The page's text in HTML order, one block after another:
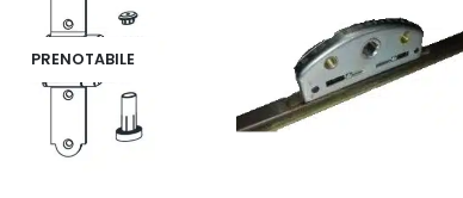
PRENOTABILE